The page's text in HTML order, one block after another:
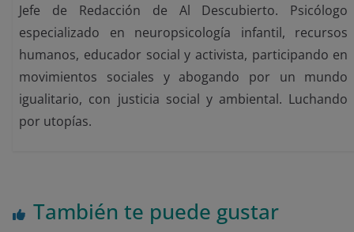
Jefe de Redacción de Al Descubierto. Psicólogo
especializado en neuropsicología infantil, recursos
humanos, educador social y activista, participando en
movimientos sociales y abogando por un mundo
igualitario, con justicia social y ambiental. Luchando
por utopías.
También te puede gustar